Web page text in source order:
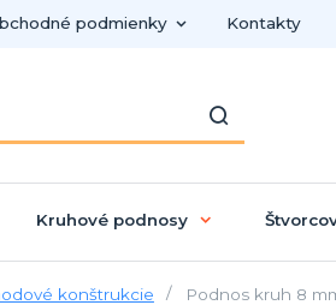
podmienky Kontakty
Kruhové podnosy
konštrukcie Podnos kruh 8